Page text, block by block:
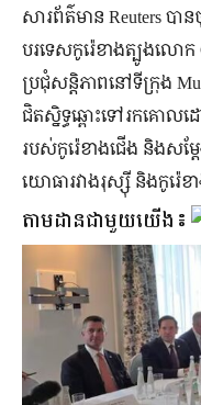
សារព័ត៌មាន Reuters បាន
បរទេសកូរ៉េខាងត្បូងលោក
ប្រជុំសន្តិភាពនៅទីក្រុង
ជិតស្និទ្ធឆ្ពោះទៅរកគោល
របស់កូរ៉េខាងជើង និងសម្ត
យោធារវាងរុស្ស៊ី និងកូរ៉េខ
តាមដានជាមួយយើង៖